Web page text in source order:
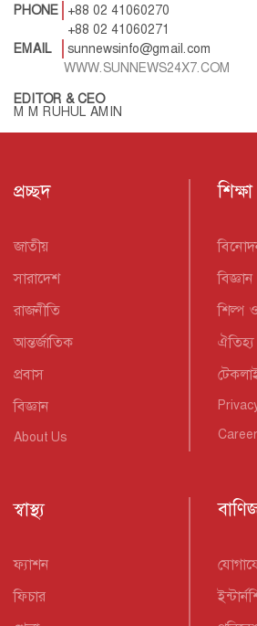
PHONE
+88 02 41060270
+88 02 41060271
EMAIL
sunnewsinfo@gmail.com
WWW.SUNNEWS24X7.COM
EDITOR & CEO
M M RUHUL AMIN
প্রচ্ছদ
জাতীয়
সারাদেশ
রাজনীতি
আন্তর্জাতিক
প্রবাস
বিজ্ঞান
About Us
শিক্ষা
বিজ্ঞান
শিল্প
ঐতিহ্য
স্বাস্থ্য
ফ্যাশন
ফিচার